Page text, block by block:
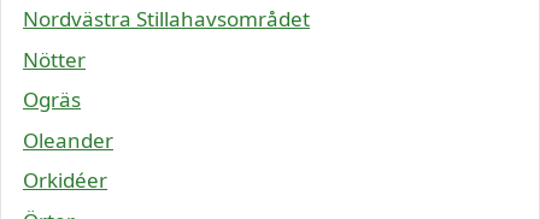
Nordvästra Stillahavsområdet
Nötter
Ogräs
Oleander
Orkidéer